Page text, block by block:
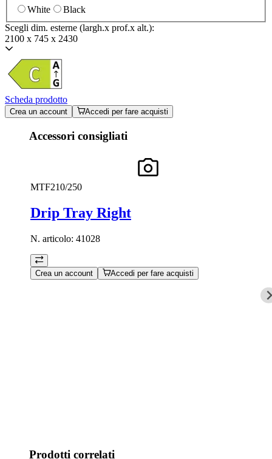
White
Black
Scegli dim. esterne (largh.x prof.x alt.):
2100 x 745 x 2430
Scheda prodotto
Crea un account Accedi per fare acquisti
Accessori consigliati
MTF210/250
Drip Tray Right
N. articolo: 41028
Crea un account Accedi per fare acquisti
Prodotti correlati